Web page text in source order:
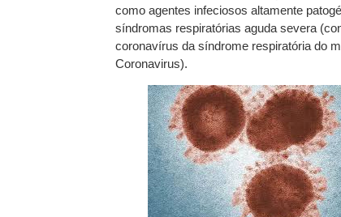
como agentes infeciosos altamente
síndromas respiratórias aguda severa
coronavírus da síndrome respiratória do
Coronavirus).